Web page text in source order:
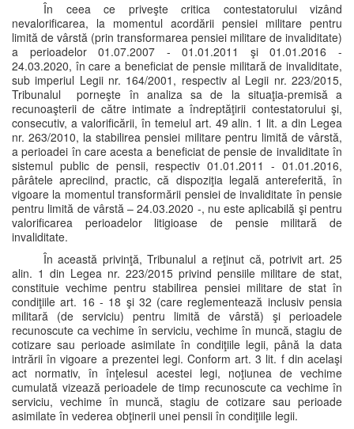
În ceea ce priveşte critica contestatorului vizând
nevalorificarea, la momentul acordării pensiei militare pentru
limită de vârstă (prin transformarea pensiei militare de invaliditate)
a perioadelor 01.07.2007 - 01.01.2011 şi 01.01.2016 -
24.03.2020, în care a beneficiat de pensie militară de invaliditate,
sub imperiul Legii nr. 164/2001, respectiv al Legii nr. 223/2015,
Tribunalul porneşte în analiza sa de la situaţia-premisă a
recunoaşterii de către intimate a îndreptăţirii contestatorului şi,
consecutiv, a valorificării, în temeiul art. 49 alin. 1 lit. a din Legea
nr. 263/2010, la stabilirea pensiei militare pentru limită de vârstă,
a perioadei în care acesta a beneficiat de pensie de invaliditate în
sistemul public de pensii, respectiv 01.01.2011 - 01.01.2016,
pârâtele apreciind, practic, că dispoziţia legală antereferită, în
vigoare la momentul transformării pensiei de invaliditate în pensie
pentru limită de vârstă – 24.03.2020 -, nu este aplicabilă şi pentru
valorificarea perioadelor litigioase de pensie militară de
invaliditate.
În această privinţă, Tribunalul a reţinut că, potrivit art. 25
alin. 1 din Legea nr. 223/2015 privind pensiile militare de stat,
constituie vechime pentru stabilirea pensiei militare de stat în
condiţiile art. 16 - 18 şi 32 (care reglementează inclusiv pensia
militară (de serviciu) pentru limită de vârstă) şi perioadele
recunoscute ca vechime în serviciu, vechime în muncă, stagiu de
cotizare sau perioade asimilate în condiţiile legii, până la data
intrării în vigoare a prezentei legi. Conform art. 3 lit. f din acelaşi
act normativ, în înţelesul acestei legi, noţiunea de vechime
cumulată vizează perioadele de timp recunoscute ca vechime în
serviciu, vechime în muncă, stagiu de cotizare sau perioade
asimilate în vederea obţinerii unei pensii în condiţiile legii.